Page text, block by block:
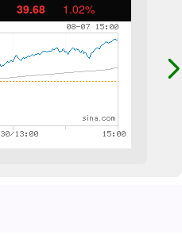
39.68 1.02%